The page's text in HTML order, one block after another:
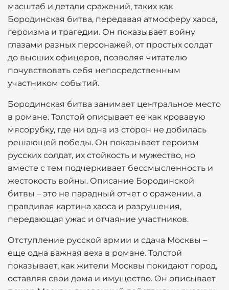
масштаб и детали сражений, таких как
Бородинская битва, передавая атмосферу хаоса,
героизма и трагедии. Он показывает войну
глазами разных персонажей, от простых солдат
до высших офицеров, позволяя читателю
почувствовать себя непосредственным
участником событий.
Бородинская битва занимает центральное место
в романе. Толстой описывает ее как кровавую
мясорубку, где ни одна из сторон не добилась
решающей победы. Он показывает героизм
русских солдат, их стойкость и мужество, но
вместе с тем подчеркивает бессмысленность и
жестокость войны. Описание Бородинской
битвы – это не парадный отчет о сражении, а
правдивая картина хаоса и разрушения,
передающая ужас и отчаяние участников.
Отступление русской армии и сдача Москвы –
еще одна важная веха в романе. Толстой
показывает, как жители Москвы покидают город,
оставляя свои дома и имущество. Он описывает